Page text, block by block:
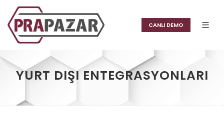
CANLI DEMO
YURT DIŞI ENTEGRASYONLARI